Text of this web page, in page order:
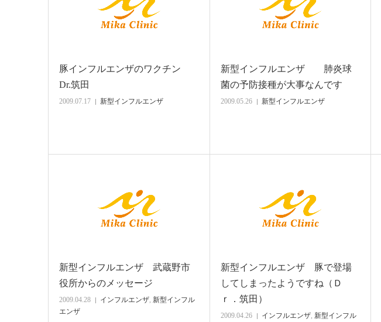
豚インフルエンザのワクチン
Dr.筑田
2009.07.17 新型インフルエンザ
新型インフルエンザ 肺炎球
菌の予防接種が大事なんです
2009.05.26 新型インフルエンザ
新型インフルエンザ 武蔵野市
役所からのメッセージ
2009.04.28 インフルエンザ 新型インフル
エンザ
新型インフルエンザ 豚で登場
してしまったようですね（Ｄ
ｒ．筑田）
2009.04.26 インフルエンザ, 新型インフル